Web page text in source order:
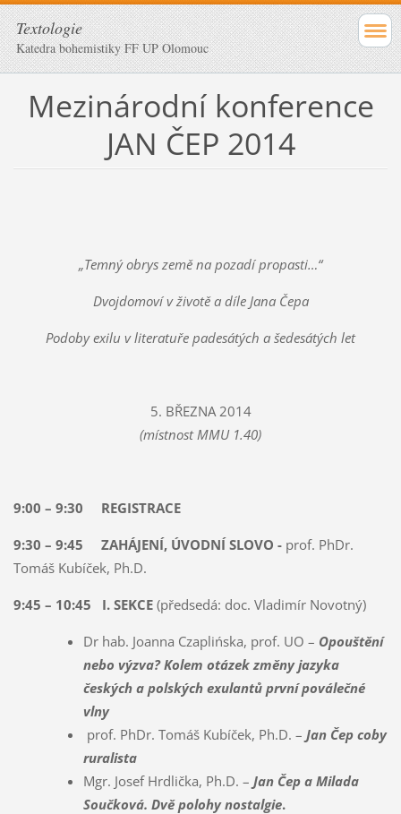
Textologie
Katedra bohemistiky FF UP Olomouc
Mezinárodní konference
JAN ČEP 2014
„Temný obrys země na pozadí propasti…“
Dvojdomoví v životě a díle Jana Čepa
Podoby exilu v literatuře padesátých a šedesátých let
5. BŘEZNA 2014
(místnost MMU 1.40)
9:00 – 9:30 REGISTRACE
9:30 – 9:45 ZAHÁJENÍ, ÚVODNÍ SLOVO - prof. PhDr.
Tomáš Kubíček, Ph.D.
9:45 – 10:45 I. SEKCE (předsedá: doc. Vladimír Novotný)
Dr hab. Joanna Czaplińska, prof. UO – Opouštění
nebo výzva? Kolem otázek změny jazyka
českých a polských exulantů první poválečné
vlny
prof. PhDr. Tomáš Kubíček, Ph.D. – Jan Čep coby
ruralista
Mgr. Josef Hrdlička, Ph.D. – Jan Čep a Milada
Součková. Dvě polohy nostalgie.